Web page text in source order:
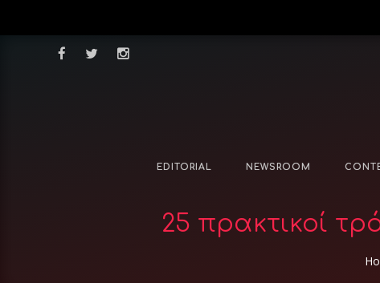
EDITORIAL NEWSROOM
25 πρακτικοί